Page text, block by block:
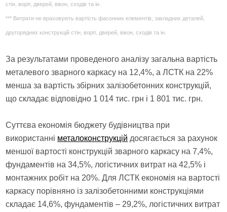
стін, воріт, дверей, вікон, сходів та ін.
*** Витрати не враховують вартість фасонних елементів, закладних деталей,
другорядних конструкцій стін, воріт, дверей, вікон, сходів та ін.
За результатами проведеного аналізу загальна вартість
металевого зварного каркасу на 12,4%, а ЛСТК на 22%
менша за вартість збірних залізобетонних конструкцій,
що складає відповідно 1 014 тис. грн і 1 801 тис. грн.
Суттєва економія бюджету будівництва при
використанні металоконструкцій досягається за рахунок
меншої вартості конструкцій зварного каркасу на 7,4%,
фундаментів на 34,5%, логістичних витрат на 42,5% і
монтажних робіт на 20%. Для ЛСТК економія на вартості
каркасу порівняно із залізобетонними конструкціями
складає 14,6%, фундаментів – 29,2%, логістичних витрат